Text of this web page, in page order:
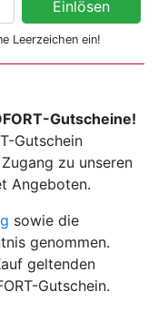
haben!)
Einlösen
Leerzeichen ein!
Gutscheine!
Gutschein
zu unseren
Angeboten.
sowie die
genommen.
geltenden
Gutschein.